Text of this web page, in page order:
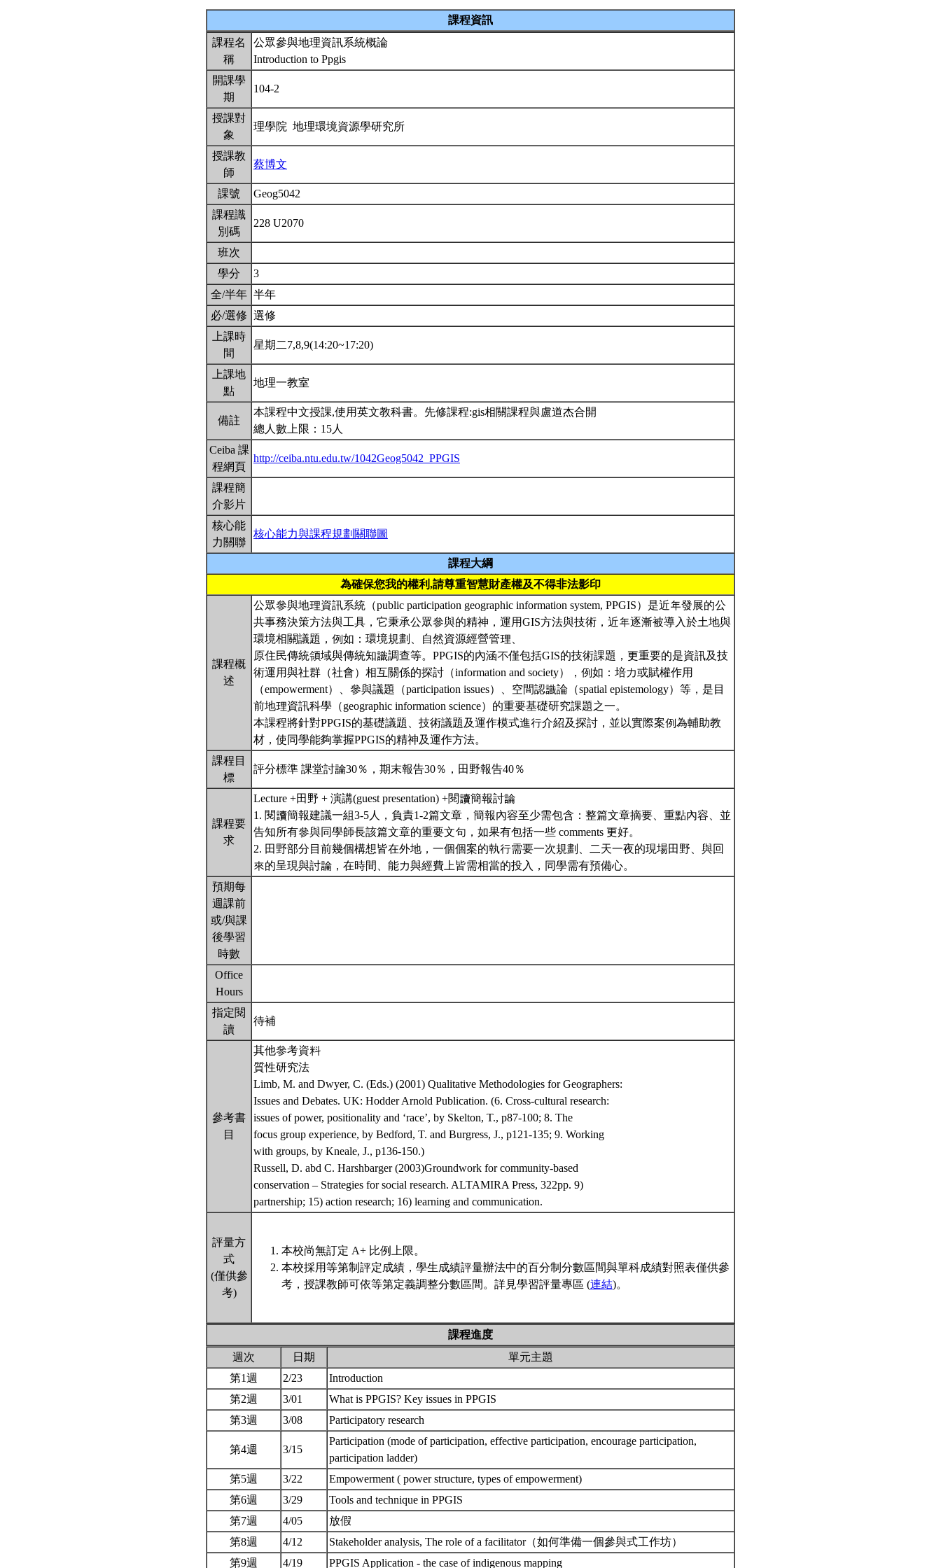
課程資訊
課程名
稱
公眾參與地理資訊系統概論
Introduction to Ppgis
開課學
期
104-2
授課對
象
理學院 地理環境資源學研究所
授課教
師
蔡博文
課號
Geog5042
課程識
別碼
228 U2070
班次
學分
3
全/半年 半年
必/選修 選修
上課時
間
星期二7,8,9(14:20~17:20)
上課地
點
地理一教室
備註
本課程中文授課,使用英文教科書。先修課程:gis相關課程與盧道杰合開
總人數上限：15人
Ceiba 課
程網頁
http://ceiba.ntu.edu.tw/1042Geog5042_PPGIS
課程簡
介影片
核心能
力關聯
核心能力與課程規劃關聯圖
課程大綱
為確保您我的權利,請尊重智慧財產權及不得非法影印
課程概
述
公眾參與地理資訊系統（public participation geographic information system, PPGIS）是近年發展的公
共事務決策方法與工具，它秉承公眾參與的精神，運用GIS方法與技術，近年逐漸被導入於土地與
環境相關議題，例如：環境規劃、自然資源經營管理、
原住民傳統領域與傳統知識調查等。PPGIS的內涵不僅包括GIS的技術課題，更重要的是資訊及技
術運用與社群（社會）相互關係的探討（information and society），例如：培力或賦權作用
（empowerment）、參與議題（participation issues）、空間認識論（spatial epistemology）等，是目
前地理資訊科學（geographic information science）的重要基礎研究課題之一。
本課程將針對PPGIS的基礎議題、技術議題及運作模式進行介紹及探討，並以實際案例為輔助教
材，使同學能夠掌握PPGIS的精神及運作方法。
課程目
標
評分標準 課堂討論30％，期末報告30％，田野報告40％
課程要
求
Lecture +田野 + 演講(guest presentation) +閱讀簡報討論
1. 閱讀簡報建議一組3-5人，負責1-2篇文章，簡報內容至少需包含：整篇文章摘要、重點內容、並
告知所有參與同學師長該篇文章的重要文句，如果有包括一些 comments 更好。
2. 田野部分目前幾個構想皆在外地，一個個案的執行需要一次規劃、二天一夜的現場田野、與回
來的呈現與討論，在時間、能力與經費上皆需相當的投入，同學需有預備心。
預期每
週課前
或/與課
後學習
時數
Office
Hours
指定閱
讀
待補
參考書
目
其他參考資料
質性研究法
Limb, M. and Dwyer, C. (Eds.) (2001) Qualitative Methodologies for Geographers:
Issues and Debates. UK: Hodder Arnold Publication. (6. Cross-cultural research:
issues of power, positionality and ‘race’, by Skelton, T., p87-100; 8. The
focus group experience, by Bedford, T. and Burgress, J., p121-135; 9. Working
with groups, by Kneale, J., p136-150.)
Russell, D. abd C. Harshbarger (2003)Groundwork for community-based
conservation – Strategies for social research. ALTAMIRA Press, 322pp. 9)
partnership; 15) action research; 16) learning and communication.
評量方
式
(僅供參
考)
本校尚無訂定 A+ 比例上限。
本校採用等第制評定成績，學生成績評量辦法中的百分制分數區間與單科成績對照表僅供參
考，授課教師可依等第定義調整分數區間。詳見學習評量專區 (連結)。
課程進度
週次
日期
單元主題
第1週
2/23
Introduction
第2週
3/01
What is PPGIS? Key issues in PPGIS
第3週
3/08 Participatory research
第4週 3/15
Participation (mode of participation, effective participation, encourage participation,
participation ladder)
第5週
3/22
Empowerment ( power structure, types of empowerment)
第6週
3/29
Tools and technique in PPGIS
第7週
4/05
放假
第8週
4/12
Stakeholder analysis, The role of a facilitator（如何準備一個參與式工作坊）
第9週
4/19 PPGIS Application - the case of indigenous mapping